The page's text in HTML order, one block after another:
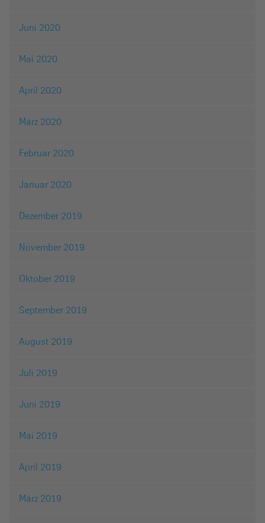
Juni 2020
Mai 2020
April 2020
März 2020
Februar 2020
Januar 2020
Dezember 2019
November 2019
Oktober 2019
September 2019
August 2019
Juli 2019
Juni 2019
Mai 2019
April 2019
März 2019